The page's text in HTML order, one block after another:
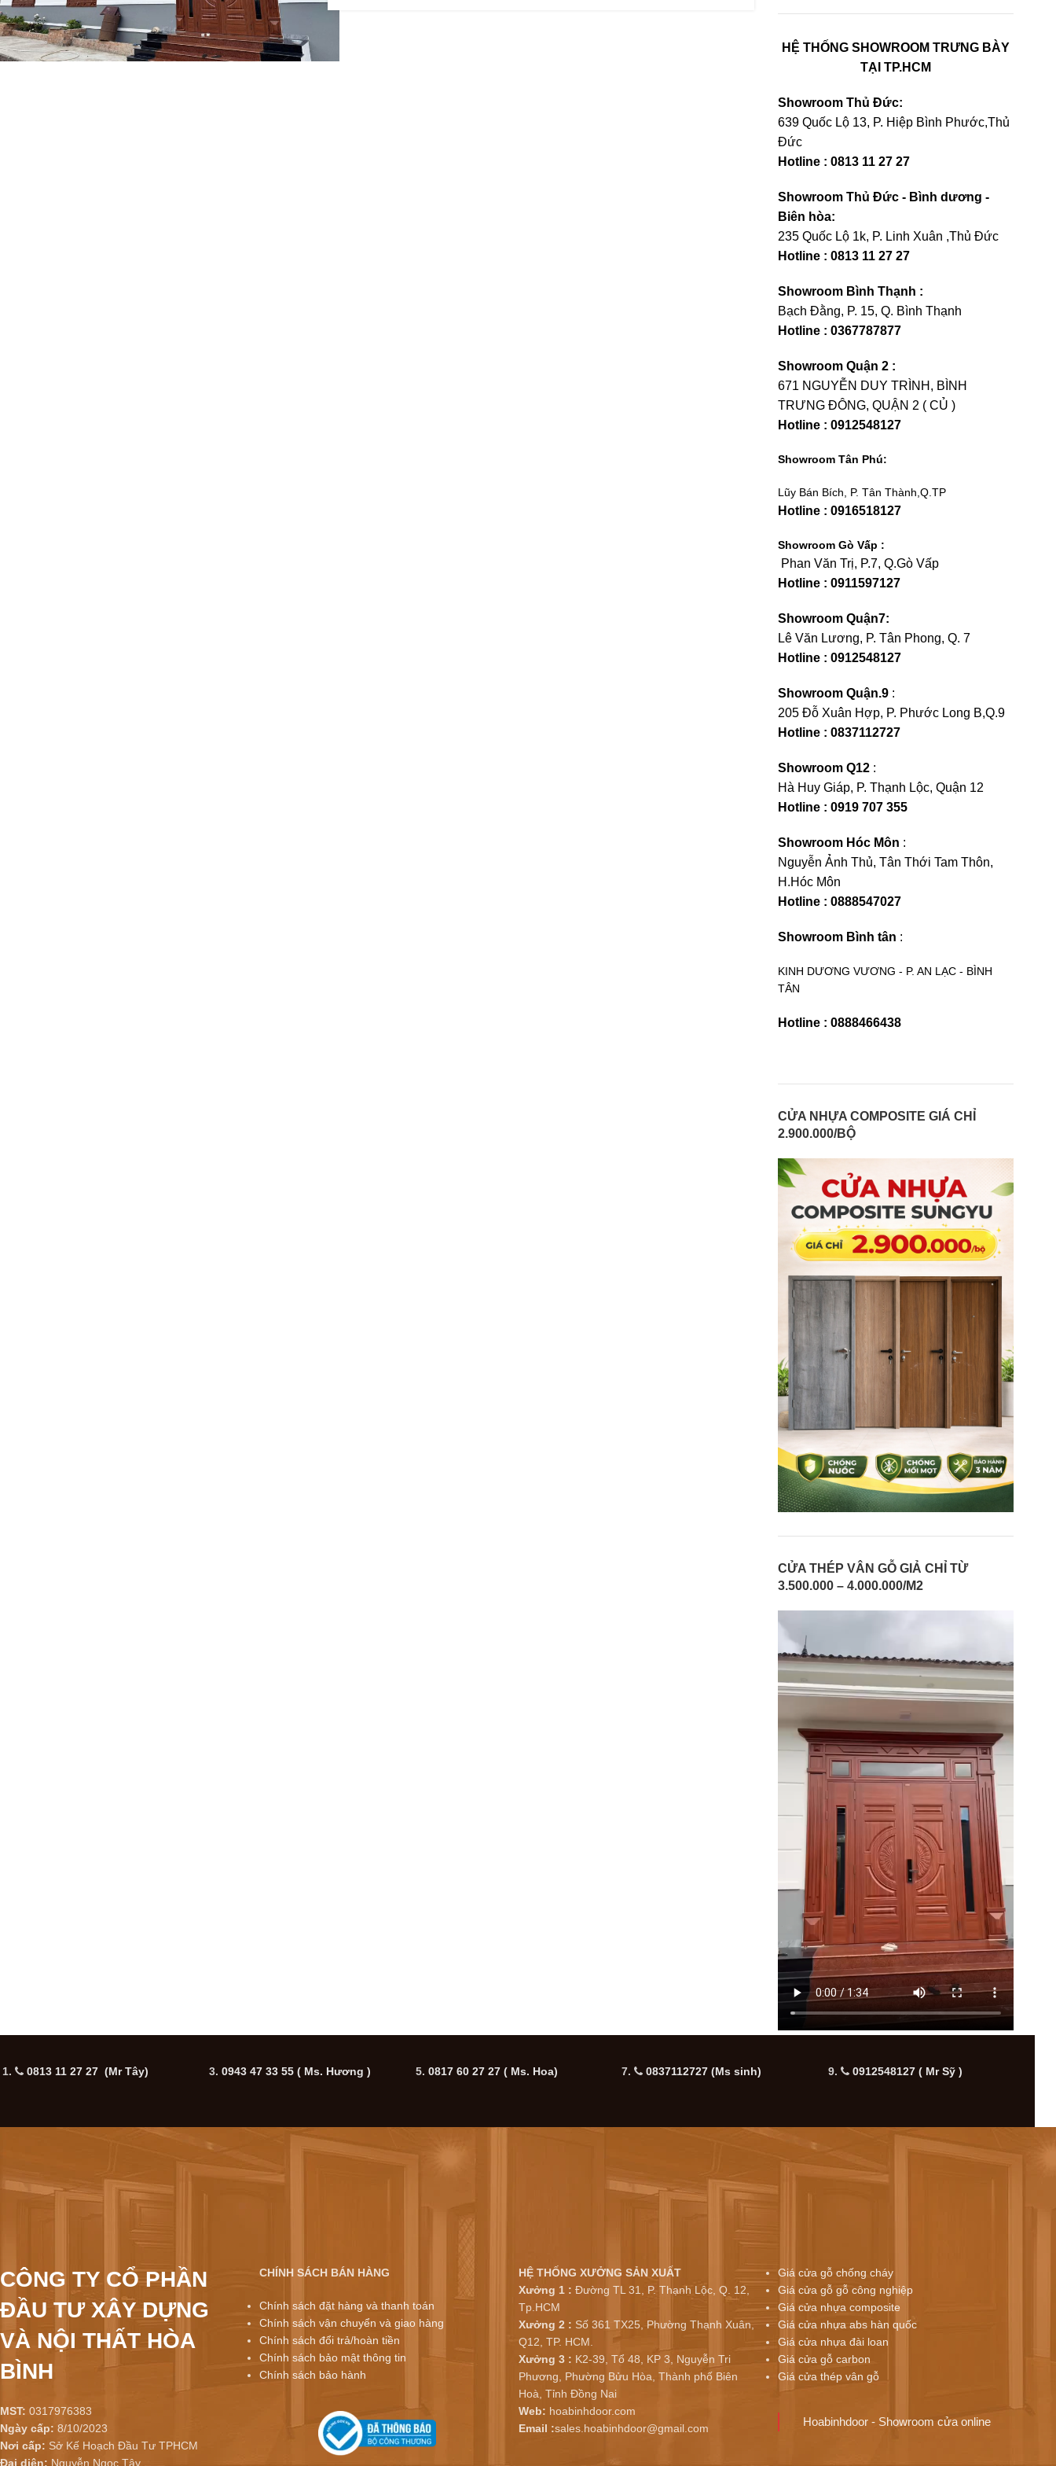
HỆ THỐNG SHOWROOM TRƯNG BÀY
TẠI TP.HCM
Showroom Thủ Đức:
639 Quốc Lộ 13, P. Hiệp Bình Phước,Thủ
Đức
Hotline : 0813 11 27 27
Showroom Thủ Đức - Bình dương -
Biên hòa:
235 Quốc Lộ 1k, P. Linh Xuân ,Thủ Đức
Hotline : 0813 11 27 27
Showroom Bình Thạnh :
Bạch Đằng, P. 15, Q. Bình Thạnh
Hotline : 0367787877
Showroom Quận 2 :
671 NGUYỄN DUY TRÌNH, BÌNH
TRƯNG ĐÔNG, QUẬN 2 ( CỦ )
Hotline : 0912548127
Showroom Tân Phú:
Lũy Bán Bích, P. Tân Thành,Q.TP
Hotline : 0916518127
Showroom Gò Vấp :
Phan Văn Trị, P.7, Q.Gò Vấp
Hotline : 0911597127
Showroom Quận7:
Lê Văn Lương, P. Tân Phong, Q. 7
Hotline : 0912548127
Showroom Quận.9 :
205 Đỗ Xuân Hợp, P. Phước Long B,Q.9
Hotline : 0837112727
Showroom Q12 :
Hà Huy Giáp, P. Thạnh Lộc, Quận 12
Hotline : 0919 707 355
Showroom Hóc Môn :
Nguyễn Ảnh Thủ, Tân Thới Tam Thôn,
H.Hóc Môn
Hotline : 0888547027
Showroom Bình tân :
KINH DƯƠNG VƯƠNG - P. AN LẠC - BÌNH
TÂN
Hotline : 0888466438
CỬA NHỰA COMPOSITE GIÁ CHỈ
2.900.000/BỘ
CỬA THÉP VÂN GỖ GIẢ CHỈ TỪ
3.500.000 – 4.000.000/M2
1. 0813 11 27 27 (Mr Tây) 3. 0943 47 33 55( Ms. Hương ) 5. 0817 60 27 27( Ms. Hoa) 7. 0837112727 (Ms sinh) 9. 0912548127 ( Mr Sỹ )
CÔNG TY CỔ PHẦN
ĐẦU TƯ XÂY DỰNG
VÀ NỘI THẤT HÒA
BÌNH
MST: 0317976383
Ngày cấp: 8/10/2023
Nơi cấp: Sở Kế Hoạch Đầu Tư TPHCM
Đại diện: Nguyễn Ngọc Tây
CHÍNH SÁCH BÁN HÀNG
Chính sách đặt hàng và thanh toán
Chính sách vận chuyển và giao hàng
Chính sách đổi trả/hoàn tiền
Chính sách bảo mật thông tin
Chính sách bảo hành
HỆ THỐNG XƯỞNG SẢN XUẤT
Xưởng 1 : Đường TL 31, P. Thạnh Lộc, Q. 12,
Tp.HCM
Xưởng 2 : Số 361 TX25, Phường Thạnh Xuân,
Q12, TP. HCM.
Xưởng 3 : K2-39, Tổ 48, KP 3, Nguyễn Tri
Phương, Phường Bửu Hòa, Thành phố Biên
Hoà, Tỉnh Đồng Nai
Web: hoabinhdoor.com
Email :sales.hoabinhdoor@gmail.com
Giá cửa gỗ chống cháy
Giá cửa gỗ gỗ công nghiệp
Giá cửa nhựa composite
Giá cửa nhựa abs hàn quốc
Giá cửa nhựa đài loan
Giá cửa gỗ carbon
Giá cửa thép vân gỗ
Hoabinhdoor - Showroom cửa online